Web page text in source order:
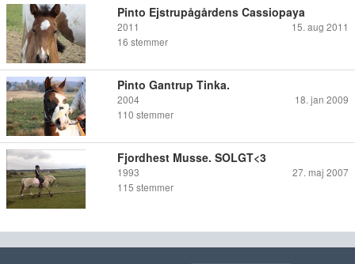
Pinto Ejstrupågårdens Cassiopaya
2011
15. aug 2011
16 stemmer
Pinto Gantrup Tinka.
2004
18. jan 2009
110 stemmer
Fjordhest Musse. SOLGT<3
1993
27. maj 2007
115 stemmer